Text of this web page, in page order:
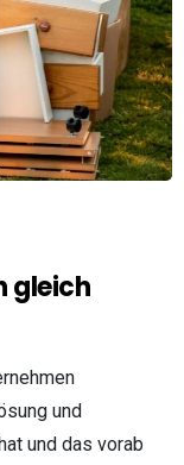
gleich
und
und das vorab